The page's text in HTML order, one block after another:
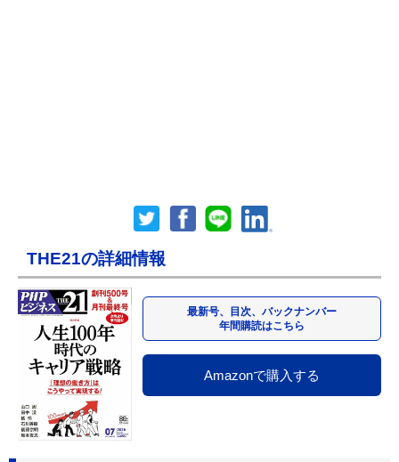
THE21の詳細情報
最新号、目次、バックナンバー
年間購読はこちら
Amazonで購入する